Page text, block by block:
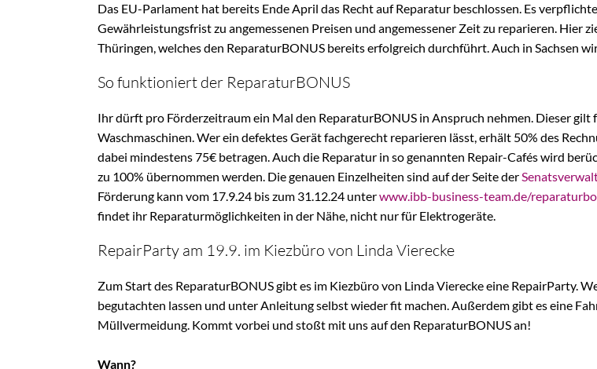
Das EU-Parlament hat bereits Ende April das Recht auf Reparatur beschlossen. Es
Gewährleistungsfrist zu angemessenen Preisen und angemessener Zeit zu reparieren. Hier
Thüringen, welches den ReparaturBONUS bereits erfolgreich durchführt. Auch in Sachsen
So funktioniert der ReparaturBONUS
Ihr dürft pro Förderzeitraum ein Mal den ReparaturBONUS in Anspruch nehmen. Dieser
Waschmaschinen. Wer ein defektes Gerät fachgerecht reparieren lässt, erhält 50% des
dabei mindestens 75€ betragen. Auch die Reparatur in so genannten Repair-Cafés wird
zu 100% übernommen werden. Die genauen Einzelheiten sind auf der Seite der
Förderung kann vom 17.9.24 bis zum 31.12.24 unterwww.ibb-business-team.de/
findet ihr Reparaturmöglichkeiten in der Nähe, nicht nur für Elektrogeräte.
RepairParty am 19.9. im Kiezbüro von Linda Vierecke
Zum Start des ReparaturBONUS gibt es im Kiezbüro von Linda Vierecke eine RepairParty.
begutachten lassen und unter Anleitung selbst wieder fit machen. Außerdem gibt es eine
Müllvermeidung. Kommt vorbei und stoßt mit uns auf den ReparaturBONUS an!
Wann?